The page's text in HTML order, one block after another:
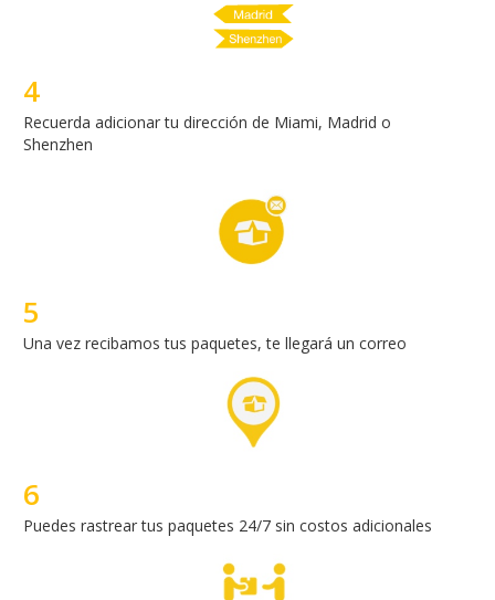
4
Recuerda adicionar tu dirección de Miami, Madrid o
Shenzhen
5
Una vez recibamos tus paquetes, te llegará un correo
6
Puedes rastrear tus paquetes 24/7 sin costos adicionales